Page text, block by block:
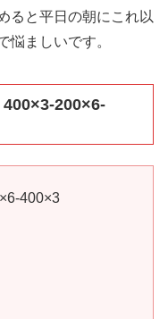
ると平日の朝にこれ以
悩ましいです。
200×6-
400×3